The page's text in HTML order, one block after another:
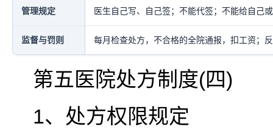
管理规定 医生自己写、自己签；不能代签；不能给自己
监督与罚则 每月检查处方，不合格的全院通报，扣工资；
第五医院处方制度(四)
1、处方权限规定